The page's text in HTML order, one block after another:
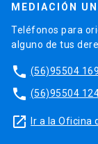
MEDIACIÓN
Teléfonos para
alguno de tus
phone (56)95504
phone (56)95504
launch Ir a la Oficina